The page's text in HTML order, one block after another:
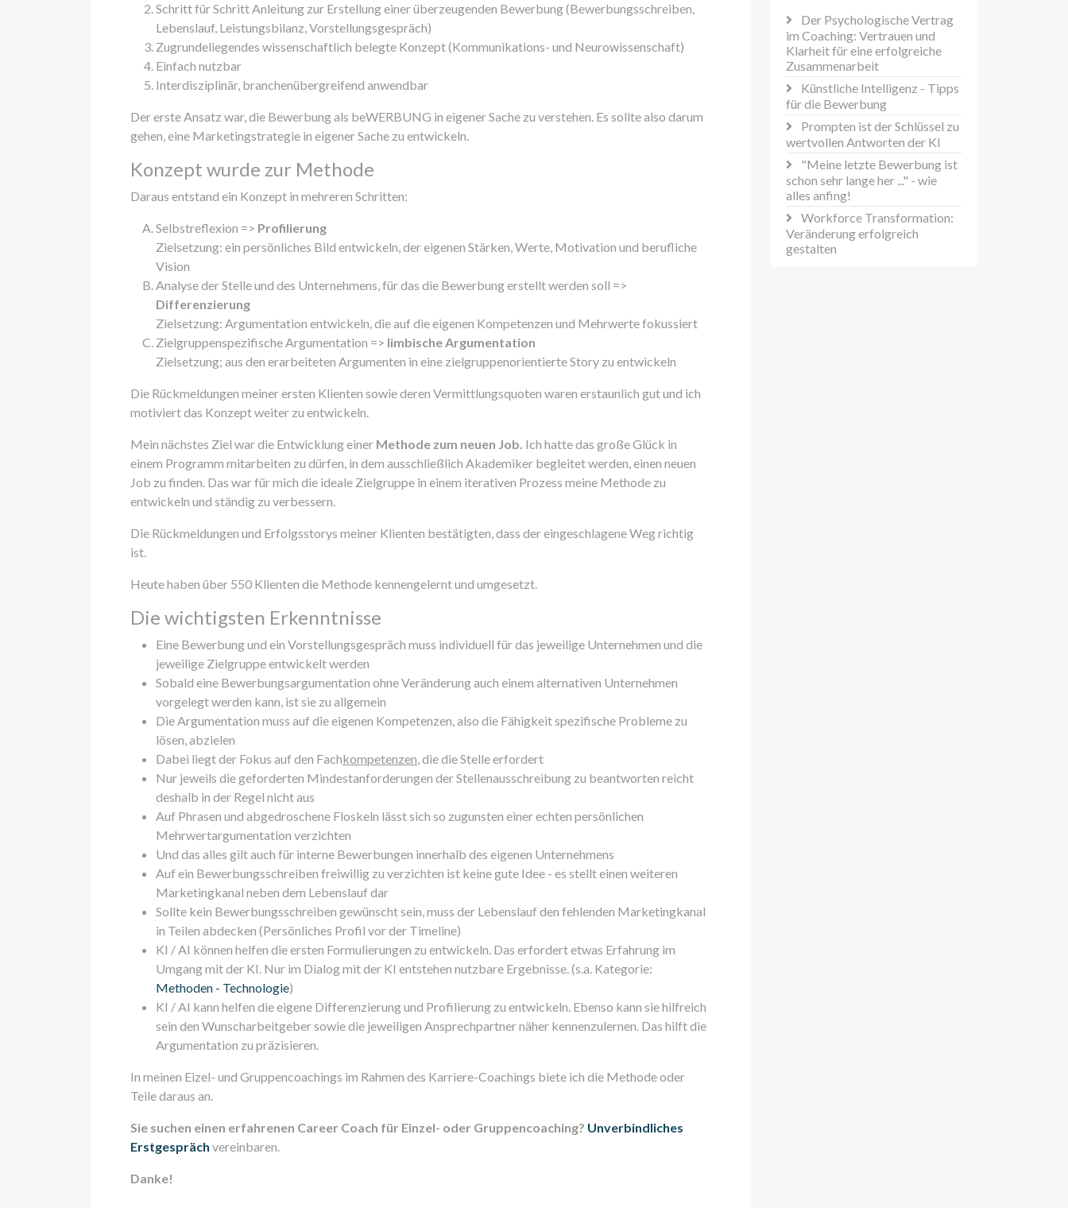
Schritt für Schritt Anleitung zur Erstellung einer überzeugenden Bewerbung (Bewerbungsschreiben,
Lebenslauf, Leistungsbilanz, Vorstellungsgespräch)
Zugrundeliegendes wissenschaftlich belegte Konzept (Kommunikations- und Neurowissenschaft)
Einfach nutzbar
Interdisziplinär, branchenübergreifend anwendbar
Der erste Ansatz war, die Bewerbung als beWERBUNG in eigener Sache zu verstehen. Es sollte also darum
gehen, eine Marketingstrategie in eigener Sache zu entwickeln.
Konzept wurde zur Methode
Daraus entstand ein Konzept in mehreren Schritten:
Selbstreflexion => Profilierung
Zielsetzung: ein persönliches Bild entwickeln, der eigenen Stärken, Werte, Motivation und berufliche
Vision
Analyse der Stelle und des Unternehmens, für das die Bewerbung erstellt werden soll =>
Differenzierung
Zielsetzung: Argumentation entwickeln, die auf die eigenen Kompetenzen und Mehrwerte fokussiert
Zielgruppenspezifische Argumentation => limbische Argumentation
Zielsetzung; aus den erarbeiteten Argumenten in eine zielgruppenorientierte Story zu entwickeln
Die Rückmeldungen meiner ersten Klienten sowie deren Vermittlungsquoten waren erstaunlich gut und ich
motiviert das Konzept weiter zu entwickeln.
Mein nächstes Ziel war die Entwicklung einer Methode zum neuen Job. Ich hatte das große Glück in
einem Programm mitarbeiten zu dürfen, in dem ausschließlich Akademiker begleitet werden, einen neuen
Job zu finden. Das war für mich die ideale Zielgruppe in einem iterativen Prozess meine Methode zu
entwickeln und ständig zu verbessern.
Die Rückmeldungen und Erfolgsstorys meiner Klienten bestätigten, dass der eingeschlagene Weg richtig
ist.
Heute haben über 550 Klienten die Methode kennengelernt und umgesetzt.
Die wichtigsten Erkenntnisse
Eine Bewerbung und ein Vorstellungsgespräch muss individuell für das jeweilige Unternehmen und die
jeweilige Zielgruppe entwickelt werden
Sobald eine Bewerbungsargumentation ohne Veränderung auch einem alternativen Unternehmen
vorgelegt werden kann, ist sie zu allgemein
Die Argumentation muss auf die eigenen Kompetenzen, also die Fähigkeit spezifische Probleme zu
lösen, abzielen
Dabei liegt der Fokus auf den Fachkompetenzen, die die Stelle erfordert
Nur jeweils die geforderten Mindestanforderungen der Stellenausschreibung zu beantworten reicht
deshalb in der Regel nicht aus
Auf Phrasen und abgedroschene Floskeln lässt sich so zugunsten einer echten persönlichen
Mehrwertargumentation verzichten
Und das alles gilt auch für interne Bewerbungen innerhalb des eigenen Unternehmens
Auf ein Bewerbungsschreiben freiwillig zu verzichten ist keine gute Idee - es stellt einen weiteren
Marketingkanal neben dem Lebenslauf dar
Sollte kein Bewerbungsschreiben gewünscht sein, muss der Lebenslauf den fehlenden Marketingkanal
in Teilen abdecken (Persönliches Profil vor der Timeline)
KI / AI können helfen die ersten Formulierungen zu entwickeln. Das erfordert etwas Erfahrung im
Umgang mit der KI. Nur im Dialog mit der KI entstehen nutzbare Ergebnisse. (s.a. Kategorie:
Methoden - Technologie)
KI / AI kann helfen die eigene Differenzierung und Profilierung zu entwickeln. Ebenso kann sie hilfreich
sein den Wunscharbeitgeber sowie die jeweiligen Ansprechpartner näher kennenzulernen. Das hilft die
Argumentation zu präzisieren.
In meinen Eizel- und Gruppencoachings im Rahmen des Karriere-Coachings biete ich die Methode oder
Teile daraus an.
Sie suchen einen erfahrenen Career Coach für Einzel- oder Gruppencoaching? Unverbindliches
Erstgespräch vereinbaren.
Danke!
Der Psychologische Vertrag
im Coaching: Vertrauen und
Klarheit für eine erfolgreiche
Zusammenarbeit
Künstliche Intelligenz - Tipps
für die Bewerbung
Prompten ist der Schlüssel zu
wertvollen Antworten der KI
"Meine letzte Bewerbung ist
schon sehr lange her ..." - wie
alles anfing!
Workforce Transformation:
Veränderung erfolgreich
gestalten